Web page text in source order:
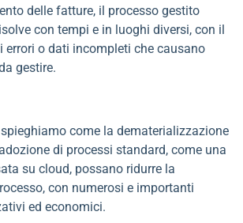
delle fatture, il processo gestito
con tempi e in luoghi diversi, con il
errori o dati incompleti che causano
gestire.
come la dematerializzazione
di processi standard, come una
su cloud, possano ridurre la
con numerosi e importanti
ed economici.